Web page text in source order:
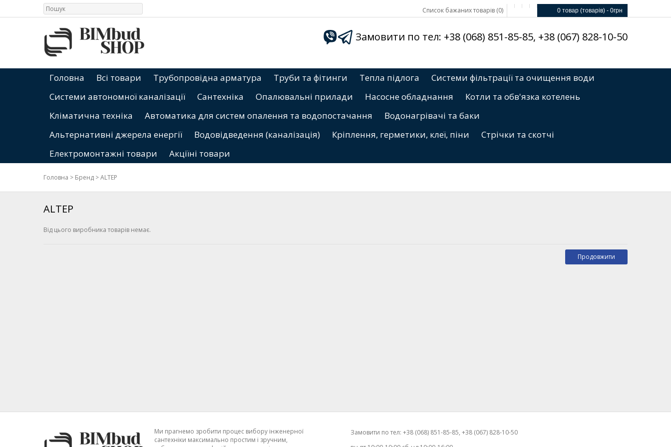
0 товар (товарів) - 0грн
Список бажаних товарів (0)
Замовити по тел: +38 (068) 851-85-85, +38 (067) 828-10-50
Головна Всі товари Трубопровідна арматура Труби та фітинги Тепла підлога
Системи фільтрації та очищення води
Системи автономної каналізації
Сантехніка Опалювальні прилади Насосне обладнання
Котли та обв'язка котелень
Кліматична техніка
Автоматика для систем опалення та водопостачання
Водонагрівачі та баки
Альтернативні джерела енергії
Водовідведення (каналізація) Кріплення, герметики, клеї, піни
Стрічки та скотчі
Електромонтажні товари
Акціїні товари
Головна > Бренд >ALTEP
ALTEP
Від цього виробника товарів немає.
Продовжити
Ми прагнемо зробити процес вибору інженерної
сантехніки максимально простим і зручним,
Замовити по тел: +38 (068) 851-85-85, +38 (067) 828-10-50